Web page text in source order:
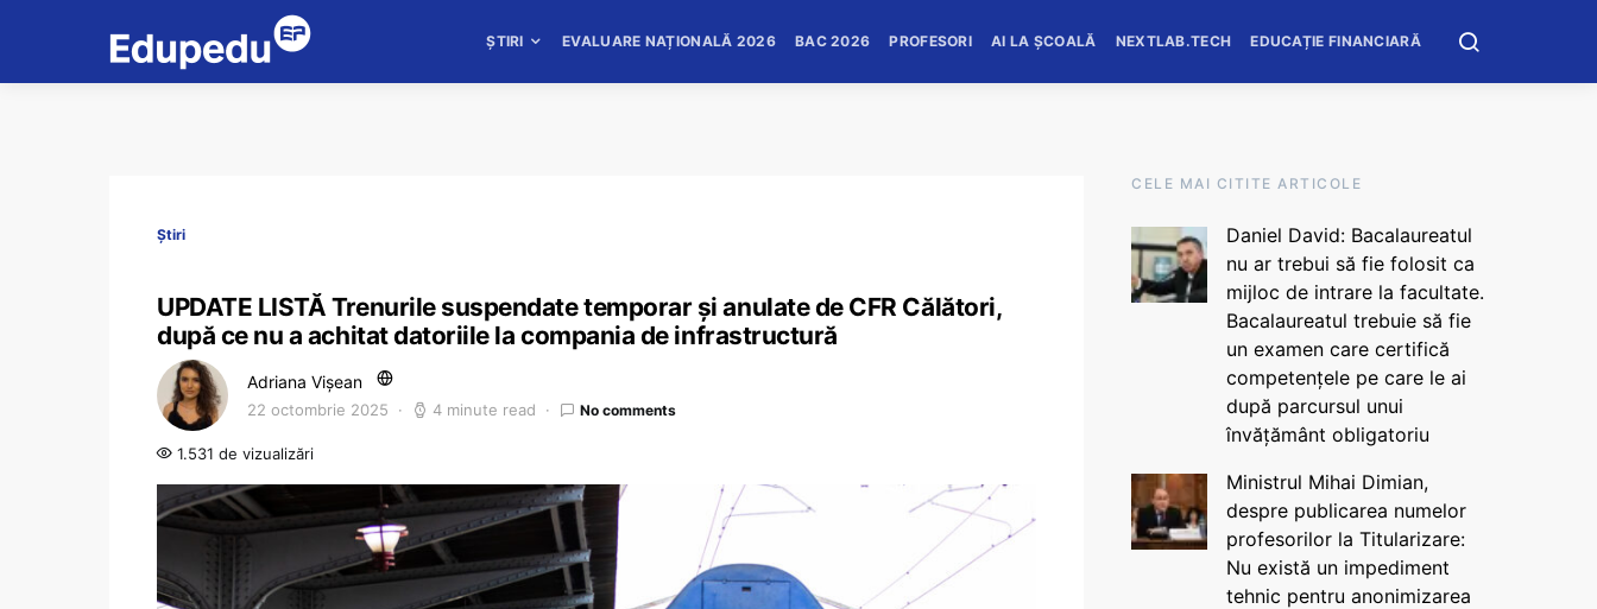
ȘTIRI EVALUARE NAȚIONALĂ 2026 BAC 2026 PROFESORI AI LA ȘCOALĂ NEXTLAB.TECH EDUCAȚIE FINANCIARĂ
Știri
UPDATE LISTĂ Trenurile suspendate temporar și anulate de CFR Călători,
după ce nu a achitat datoriile la compania de infrastructură
Adriana Vișean
22 octombrie 2025 4 minute read No comments
1.531 de vizualizări
CELE MAI CITITE ARTICOLE
Daniel David: Bacalaureatul
nu ar trebui să fie folosit ca
mijloc de intrare la facultate.
Bacalaureatul trebuie să fie
un examen care certifică
competențele pe care le ai
după parcursul unui
învățământ obligatoriu
Ministrul Mihai Dimian,
despre publicarea numelor
profesorilor la Titularizare:
Nu există un impediment
tehnic pentru anonimizarea